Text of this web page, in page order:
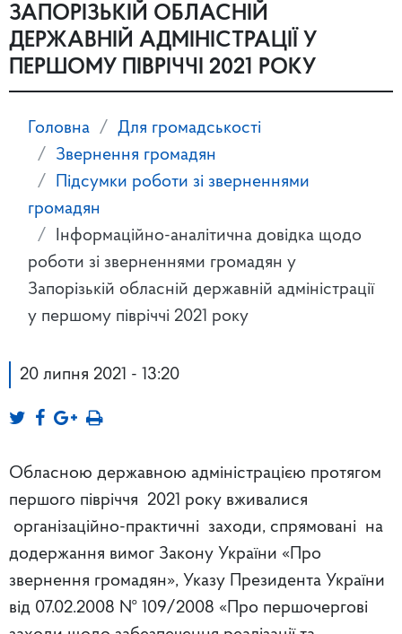
ЗАПОРІЗЬКІЙ ОБЛАСНІЙ
ДЕРЖАВНІЙ АДМІНІСТРАЦІЇ У
ПЕРШОМУ ПІВРІЧЧІ 2021 РОКУ
Головна
Для громадськості
Звернення громадян
Підсумки роботи зі зверненнями
громадян
Інформаційно-аналітична довідка щодо
роботи зі зверненнями громадян у
Запорізькій обласній державній адміністрації
у першому півріччі 2021 року
20 липня 2021 - 13:20
Обласною державною адміністрацією протягом
першого півріччя 2021 року вживалися
організаційно-практичні заходи, спрямовані на
додержання вимог Закону України «Про
звернення громадян», Указу Президента України
від 07.02.2008 № 109/2008 «Про першочергові